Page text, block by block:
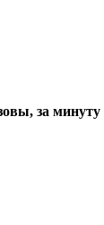
за минуту